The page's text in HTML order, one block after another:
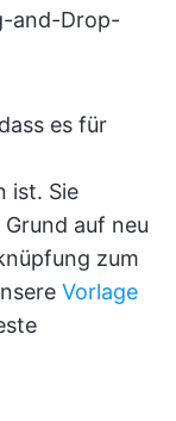
and-Drop-
es für
ist. Sie
auf neu
zum
Vorlage